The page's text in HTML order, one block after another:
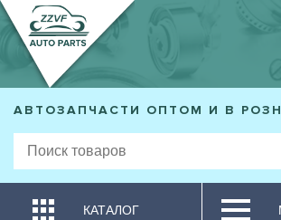
АВТОЗАПЧАСТИ ОПТОМ И В
КАТАЛОГ